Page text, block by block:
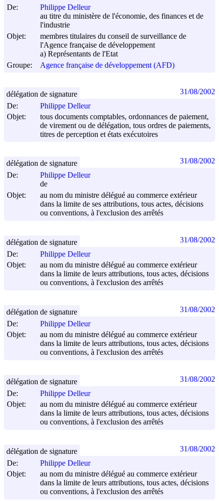
De:
Philippe Delleur
au titre du ministère de l'économie, des finances et de
l'industrie
Objet:
membres titulaires du conseil de surveillance de
l'Agence française de développement
a) Représentants de l'Etat
Groupe:
Agence française de développement (AFD)
De:
Philippe Delleur
Objet:
tous documents comptables, ordonnances de paiement,
de virement ou de délégation, tous ordres de paiements,
titres de perception et états exécutoires
délégation de signature 31/08/2002
De:
Philippe Delleur
de
Objet:
au nom du ministre délégué au commerce extérieur
dans la limite de ses attributions, tous actes, décisions
ou conventions, à l'exclusion des arrêtés
délégation de signature 31/08/2002
De:
Philippe Delleur
Objet:
au nom du ministre délégué au commerce extérieur
dans la limite de leurs attributions, tous actes, décisions
ou conventions, à l'exclusion des arrêtés
délégation de signature 31/08/2002
De:
Philippe Delleur
Objet:
au nom du ministre délégué au commerce extérieur
dans la limite de leurs attributions, tous actes, décisions
ou conventions, à l'exclusion des arrêtés
délégation de signature 31/08/2002
De:
Philippe Delleur
Objet:
au nom du ministre délégué au commerce extérieur
dans la limite de leurs attributions, tous actes, décisions
ou conventions, à l'exclusion des arrêtés
délégation de signature 31/08/2002
De:
Philippe Delleur
Objet:
au nom du ministre délégué au commerce extérieur
dans la limite de leurs attributions, tous actes, décisions
ou conventions, à l'exclusion des arrêtés
délégation de signature 31/08/2002